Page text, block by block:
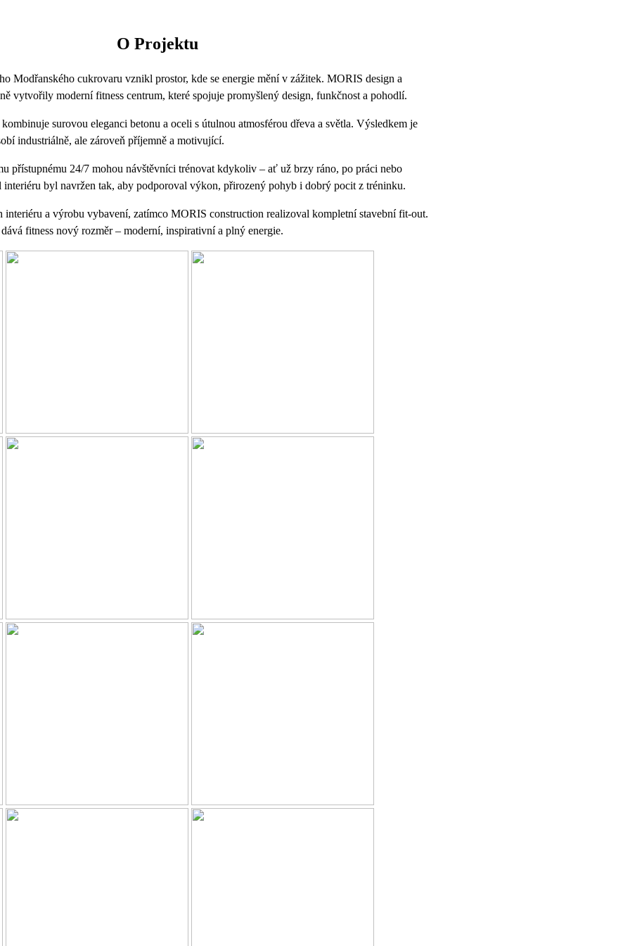
O Projektu
Modřanského cukrovaru vznikl prostor, kde se energie mění v zážitek. MORIS design a
vytvořily moderní fitness centrum, které spojuje promyšlený design, funkčnost a pohodlí.
surovou eleganci betonu a oceli s útulnou atmosférou dřeva a světla. Výsledkem je
industriálně, ale zároveň příjemně a motivující.
přístupnému 24/7 mohou návštěvníci trénovat kdykoliv – ať už brzy ráno, po práci nebo
interiéru byl navržen tak, aby podporoval výkon, přirozený pohyb i dobrý pocit z tréninku.
a výrobu vybavení, zatímco MORIS construction realizoval kompletní stavební fit-out.
fitness nový rozměr – moderní, inspirativní a plný energie.